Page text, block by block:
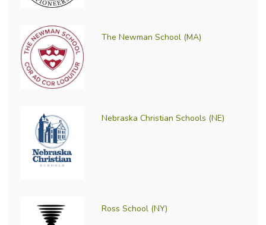
The Newman School (MA)
Nebraska Christian Schools (NE)
Ross School (NY)